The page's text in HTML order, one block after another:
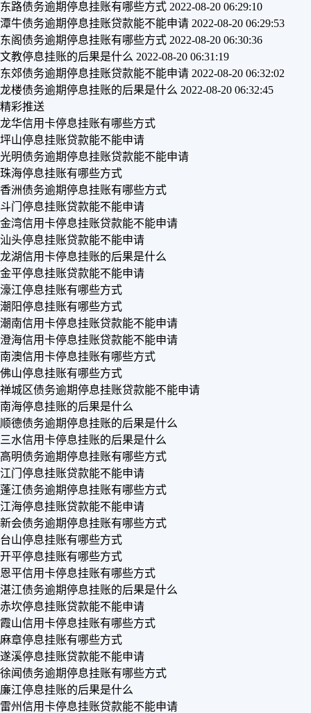
东路债务逾期停息挂账有哪些方式 2022-08-20 06:29:10
潭牛债务逾期停息挂账贷款能不能申请 2022-08-20 06:29:53
东阁债务逾期停息挂账有哪些方式 2022-08-20 06:30:36
文教停息挂账的后果是什么 2022-08-20 06:31:19
东郊债务逾期停息挂账贷款能不能申请 2022-08-20 06:32:02
龙楼债务逾期停息挂账的后果是什么 2022-08-20 06:32:45
精彩推送
龙华信用卡停息挂账有哪些方式
坪山停息挂账贷款能不能申请
光明债务逾期停息挂账贷款能不能申请
珠海停息挂账有哪些方式
香洲债务逾期停息挂账有哪些方式
斗门停息挂账贷款能不能申请
金湾信用卡停息挂账贷款能不能申请
汕头停息挂账贷款能不能申请
龙湖信用卡停息挂账的后果是什么
金平停息挂账贷款能不能申请
濠江停息挂账有哪些方式
潮阳停息挂账有哪些方式
潮南信用卡停息挂账贷款能不能申请
澄海信用卡停息挂账贷款能不能申请
南澳信用卡停息挂账有哪些方式
佛山停息挂账有哪些方式
禅城区债务逾期停息挂账贷款能不能申请
南海停息挂账的后果是什么
顺德债务逾期停息挂账的后果是什么
三水信用卡停息挂账的后果是什么
高明债务逾期停息挂账有哪些方式
江门停息挂账贷款能不能申请
蓬江债务逾期停息挂账有哪些方式
江海停息挂账贷款能不能申请
新会债务逾期停息挂账有哪些方式
台山停息挂账有哪些方式
开平停息挂账有哪些方式
恩平信用卡停息挂账有哪些方式
湛江债务逾期停息挂账的后果是什么
赤坎停息挂账贷款能不能申请
霞山信用卡停息挂账有哪些方式
麻章停息挂账有哪些方式
遂溪停息挂账贷款能不能申请
徐闻债务逾期停息挂账有哪些方式
廉江停息挂账的后果是什么
雷州信用卡停息挂账贷款能不能申请